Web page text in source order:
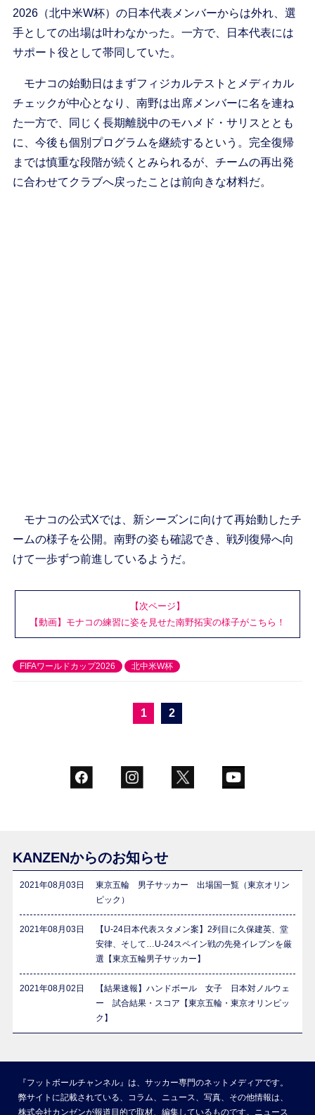
2026（北中米W杯）の日本代表メンバーからは外れ、選
手としての出場は叶わなかった。一方で、日本代表には
サポート役として帯同していた。
モナコの始動日はまずフィジカルテストとメディカル
チェックが中心となり、南野は出席メンバーに名を連ね
た一方で、同じく長期離脱中のモハメド・サリスととも
に、今後も個別プログラムを継続するという。完全復帰
までは慎重な段階が続くとみられるが、チームの再出発
に合わせてクラブへ戻ったことは前向きな材料だ。
モナコの公式Xでは、新シーズンに向けて再始動したチ
ームの様子を公開。南野の姿も確認でき、戦列復帰へ向
けて一歩ずつ前進しているようだ。
【次ページ】
【動画】モナコの練習に姿を見せた南野拓実の様子がこちら！
FIFAワールドカップ2026 北中米W杯
1 2
KANZENからのお知らせ
2021年08月03日
東京五輪 男子サッカー 出場国一覧（東京オリン
ピック）
2021年08月03日
【U-24日本代表スタメン案】2列目に久保建英、堂
安律、そして…U-24スペイン戦の先発イレブンを厳
選【東京五輪男子サッカー】
2021年08月02日
【結果速報】ハンドボール 女子 日本対ノルウェ
ー 試合結果・スコア【東京五輪・東京オリンピッ
ク】
『フットボールチャンネル』は、サッカー専門のネットメディアです。
弊サイトに記載されている、コラム、ニュース、写真、その他情報は、
株式会社カンゼンが報道目的で取材、編集しているものです。ニュース